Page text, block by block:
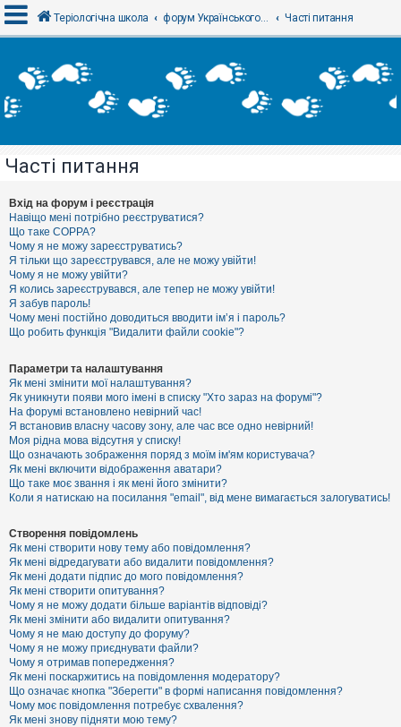
х
і
Р
є
с
т
р
а
ц
і
я
Т
м
и
б
е
з
в
і
д
п
о
в
і
е
й
А
к
т
и
в
н
і
т
е
м
и
Теріологічна школа форум Українського теріологічного товариства Часті питання
Часті питання
Вхід на форум і реєстрація
Навіщо мені потрібно реєструватися?
Що таке COPPA?
Чому я не можу зареєструватись?
Я тільки що зареєструвався, але не можу увійти!
Чому я не можу увійти?
Я колись зареєструвався, але тепер не можу увійти!
Я забув пароль!
Чому мені постійно доводиться вводити ім’я і пароль?
Що робить функція "Видалити файли cookie"?
Параметри та налаштування
Як мені змінити мої налаштування?
Як уникнути появи мого імені в списку "Хто зараз на форумі"?
На форумі встановлено невірний час!
Я встановив власну часову зону, але час все одно невірний!
Моя рідна мова відсутня у списку!
Що означають зображення поряд з моїм ім'ям користувача?
Як мені включити відображення аватари?
Що таке моє звання і як мені його змінити?
Коли я натискаю на посилання "email", від мене вимагається залогуватись!
Створення повідомлень
Як мені створити нову тему або повідомлення?
Як мені відредагувати або видалити повідомлення?
Як мені додати підпис до мого повідомлення?
Як мені створити опитування?
Чому я не можу додати більше варіантів відповіді?
Як мені змінити або видалити опитування?
Чому я не маю доступу до форуму?
Чому я не можу приєднувати файли?
Чому я отримав попередження?
Як мені поскаржитись на повідомлення модератору?
Що означає кнопка "Зберегти" в формі написання повідомлення?
Чому моє повідомлення потребує схвалення?
Як мені знову підняти мою тему?